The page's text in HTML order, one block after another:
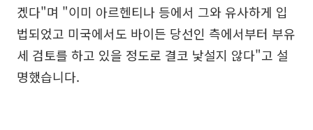
겠다"며 "이미 아르헨티나 등에서 그와 유사하게 입
법되었고 미국에서도 바이든 당선인 측에서부터 부유
세 검토를 하고 있을 정도로 결코 낯설지 않다"고 설
명했습니다.